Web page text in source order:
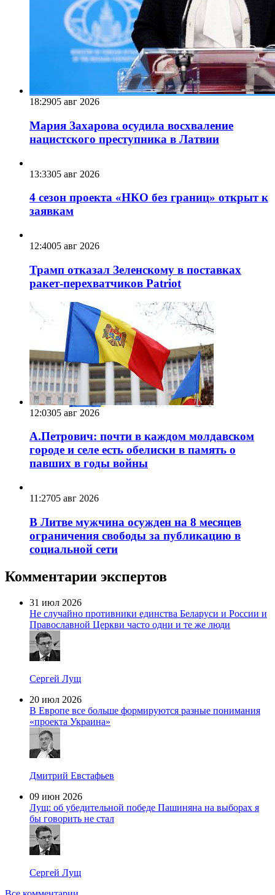
18:2905 авг 2026
Мария Захарова осудила восхваление
нацистского преступника в Латвии
13:3305 авг 2026
4 сезон проекта «НКО без границ» открыт к
заявкам
12:4005 авг 2026
Трамп отказал Зеленскому в поставках
ракет-перехватчиков Patriot
12:0305 авг 2026
А.Петрович: почти в каждом молдавском
городе и селе есть обелиски в память о
павших в годы войны
11:2705 авг 2026
В Литве мужчина осужден на 8 месяцев
ограничения свободы за публикацию в
социальной сети
Комментарии экспертов
31 июл 2026
Не случайно противники единства Беларуси и России и
Православной Церкви часто одни и те же люди
Сергей Лущ
20 июл 2026
В Европе все больше формируются разные понимания
«проекта Украина»
Дмитрий Евстафьев
09 июн 2026
Лущ: об убедительной победе Пашиняна на выборах я
бы говорить не стал
Сергей Лущ